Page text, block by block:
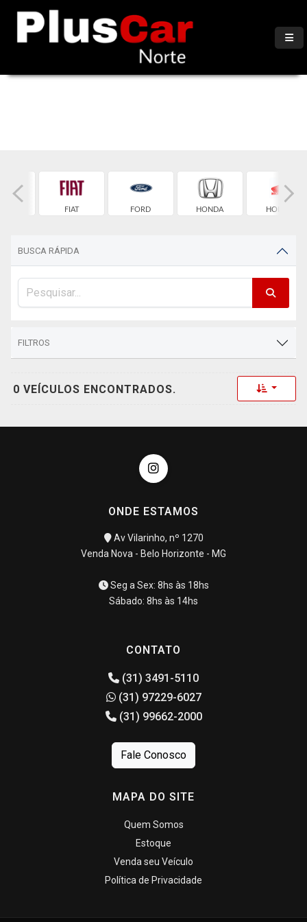
FIAT FORD HONDA HONDA
BUSCA RÁPIDA
FILTROS
0 VEÍCULOS ENCONTRADOS. Toggle
ONDE ESTAMOS
Av Vilarinho, nº 1270
Venda Nova - Belo Horizonte - MG
Seg a Sex: 8hs às 18hs
Sábado: 8hs às 14hs
CONTATO
(31) 3491-5110
(31) 97229-6027
(31) 99662-2000
Fale Conosco
MAPA DO SITE
Quem Somos
Estoque
Venda seu Veículo
Política de Privacidade